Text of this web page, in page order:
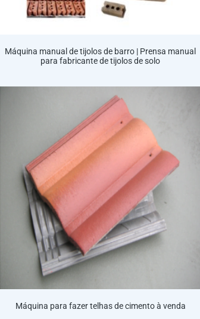
Máquina manual de tijolos de barro | Prensa manual
para fabricante de tijolos de solo
Máquina para fazer telhas de cimento à venda